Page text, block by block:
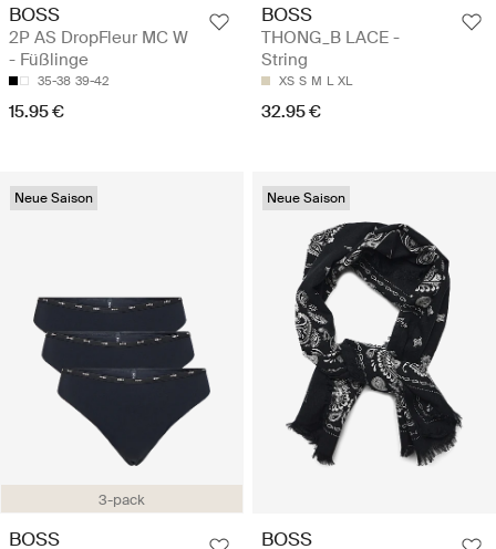
BOSS
2P AS DropFleur MC W
- Füßlinge
35-38 39-42
15.95 €
BOSS
THONG_B LACE -
String
XS S M L XL
32.95 €
3-pack
Neue Saison
BOSS
Neue Saison
BOSS